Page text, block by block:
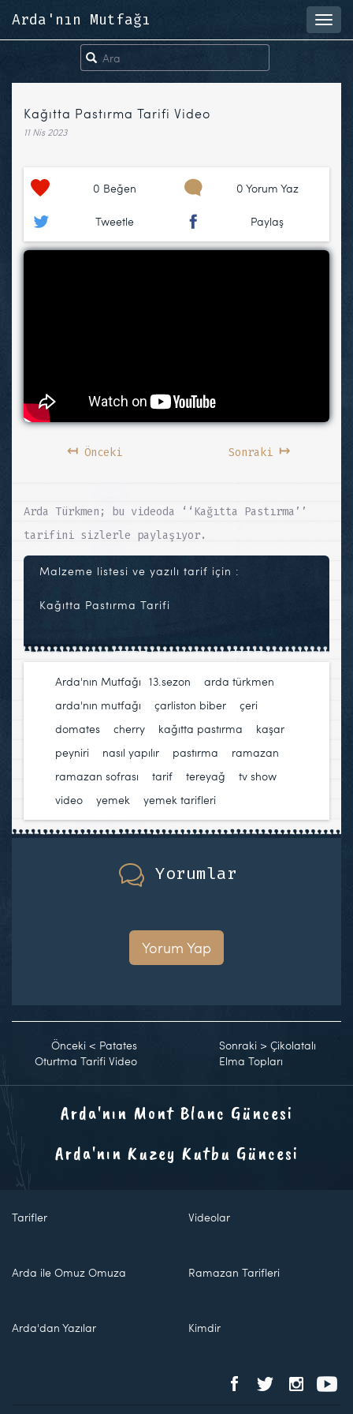
Arda'nın Mutfağı
Kağıtta Pastırma Tarifi Video
11 Nis 2023
0 Beğen 0 Yorum Yaz
Tweetle Paylaş
↤Önceki Sonraki ↦
Arda Türkmen; bu videoda ‘‘Kağıtta Pastırma’’
tarifini sizlerle paylaşıyor.
Malzeme listesi ve yazılı tarif için :
Kağıtta Pastırma Tarifi
Arda'nın Mutfağı 13.sezon arda türkmen
arda'nın mutfağı
çarliston biber
çeri
domates
cherry kağıtta pastırma
kaşar
peyniri
nasıl yapılır pastırma ramazan
ramazan sofrası
tarif tereyağ tv show
video
yemek yemek tarifleri
Yorumlar
Yorum Yap
Önceki < Patates
Oturtma Tarifi Video
Sonraki >Çikolatalı
Elma Topları
Arda'nın Mont Blanc Güncesi
Arda'nın Kuzey Kutbu Güncesi
Tarifler Videolar
Arda ile Omuz Omuza Ramazan Tarifleri
Arda'dan Yazılar Kimdir